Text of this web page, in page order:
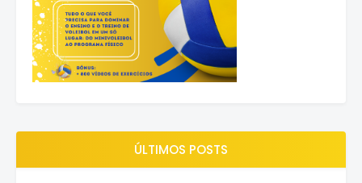
ÚLTIMOS POSTS